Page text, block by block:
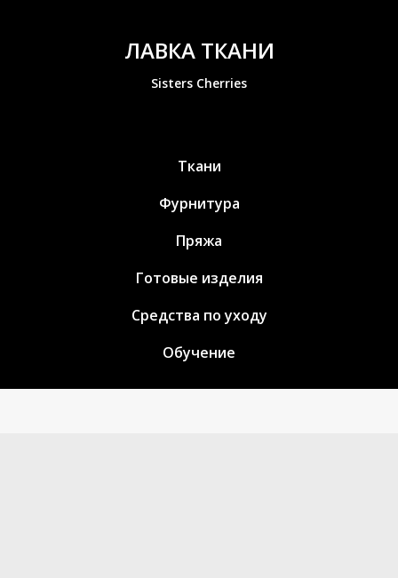
ЛАВКА ТКАНИ
Sisters Cherries
Ткани
Фурнитура
Пряжа
Готовые изделия
Средства по уходу
Обучение